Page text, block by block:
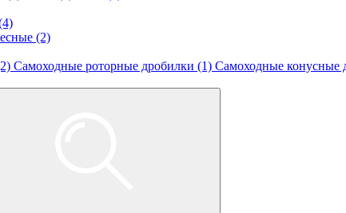
(2)
Самоходные роторные дробилки (1) Самоходные конусные